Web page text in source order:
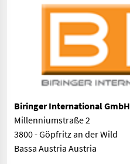
Biringer International GmbH
Millenniumstraße 2
3800 - Göpfritz an der Wild
Bassa Austria Austria